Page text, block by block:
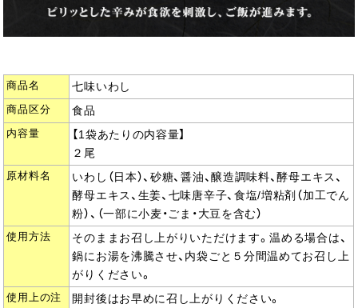
商品名 七味いわし
商品区分 食品
内容量
【1袋あたりの内容量】
２尾
原材料名
いわし（日本）、砂糖、醤油、醸造調味料、酵母エキス、
酵母エキス、生姜、七味唐辛子、食塩/増粘剤（加工でん
粉）、（一部に小麦・ごま・大豆を含む）
使用方法
そのままお召し上がりいただけます。温める場合は、
鍋にお湯を沸騰させ、内袋ごと５分間温めてお召し上
がりください。
使用上の注
開封後はお早めに召し上がりください。